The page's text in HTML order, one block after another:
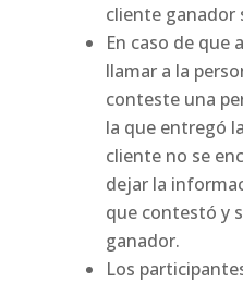
cliente ganador
En caso de que
llamar a la
conteste una
la que entregó
cliente no se
dejar la
que contestó y
ganador.
Los